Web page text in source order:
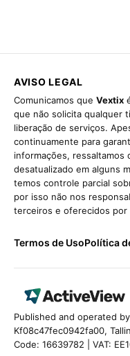
AVISO LEGAL
Comunicamos que Vextix
que não solicita qualquer
liberação de serviços.
continuamente para
informações,
desatualizado em alguns
temos controle parcial
por isso não nos
terceiros e oferecidos por
Termos de UsoPolítica
Published and operated by
Kf08c47fec0942fa00,
Code: 16639782 | VAT: